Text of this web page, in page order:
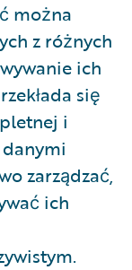
można
z różnych
ich
się
i
zarządzać,
ich